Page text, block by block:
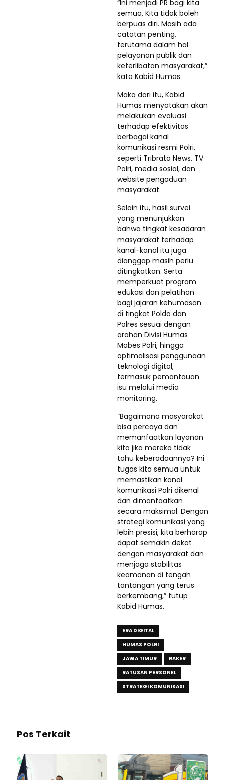
“Ini menjadi PR bagi kita
semua. Kita tidak boleh
berpuas diri. Masih ada
catatan penting,
terutama dalam hal
pelayanan publik dan
keterlibatan masyarakat,”
kata Kabid Humas.
Maka dari itu, Kabid
Humas menyatakan akan
melakukan evaluasi
terhadap efektivitas
berbagai kanal
komunikasi resmi Polri,
seperti Tribrata News, TV
Polri, media sosial, dan
website pengaduan
masyarakat.
Selain itu, hasil survei
yang menunjukkan
bahwa tingkat kesadaran
masyarakat terhadap
kanal-kanal itu juga
dianggap masih perlu
ditingkatkan. Serta
memperkuat program
edukasi dan pelatihan
bagi jajaran kehumasan
di tingkat Polda dan
Polres sesuai dengan
arahan Divisi Humas
Mabes Polri, hingga
optimalisasi penggunaan
teknologi digital,
termasuk pemantauan
isu melalui media
monitoring.
“Bagaimana masyarakat
bisa percaya dan
memanfaatkan layanan
kita jika mereka tidak
tahu keberadaannya? Ini
tugas kita semua untuk
memastikan kanal
komunikasi Polri dikenal
dan dimanfaatkan
secara maksimal. Dengan
strategi komunikasi yang
lebih presisi, kita berharap
dapat semakin dekat
dengan masyarakat dan
menjaga stabilitas
keamanan di tengah
tantangan yang terus
berkembang,” tutup
Kabid Humas.
ERA DIGITAL
HUMAS POLRI
JAWA TIMUR
RAKER
RATUSAN PERSONEL
STRATEGI KOMUNIKASI
Pos Terkait